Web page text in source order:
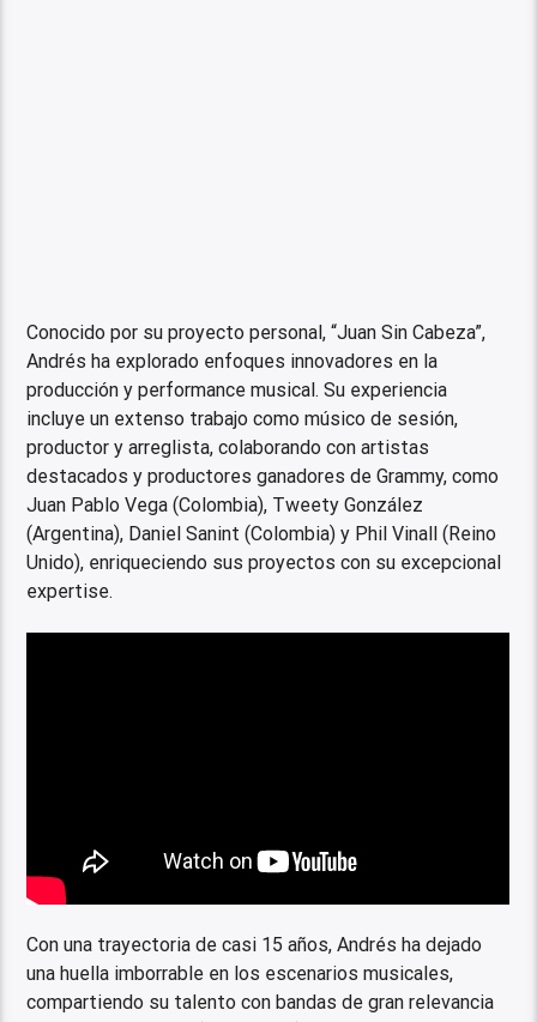
Conocido por su proyecto personal, “Juan Sin Cabeza”,
Andrés ha explorado enfoques innovadores en la
producción y performance musical. Su experiencia
incluye un extenso trabajo como músico de sesión,
productor y arreglista, colaborando con artistas
destacados y productores ganadores de Grammy, como
Juan Pablo Vega (Colombia), Tweety González
(Argentina), Daniel Sanint (Colombia) y Phil Vinall (Reino
Unido), enriqueciendo sus proyectos con su excepcional
expertise.
Con una trayectoria de casi 15 años, Andrés ha dejado
una huella imborrable en los escenarios musicales,
compartiendo su talento con bandas de gran relevancia